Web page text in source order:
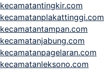
kecamatantingkir.com
kecamatanplakattinggi.com
kecamatantampan.com
kecamatanjabung.com
kecamatanpagelaran.com
kecamatanleksono.com